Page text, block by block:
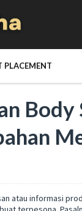
PLACEMENT
Body
atau informasi